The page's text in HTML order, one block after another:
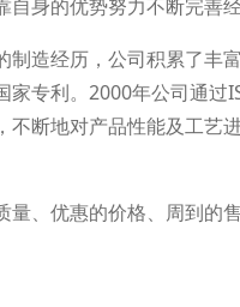
身的优势努力不断完善经
造经历，公司积累了丰
专利。2000年公司通过
断地对产品性能及工艺
、优惠的价格、周到的